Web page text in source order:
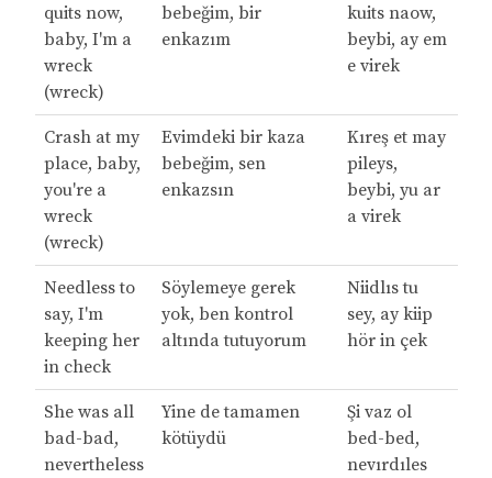
quits now,
baby, I'm a
wreck
(wreck)
bebeğim, bir
enkazım
kuits naow,
beybi, ay em
e virek
Crash at my
place, baby,
you're a
wreck
(wreck)
Evimdeki bir kaza
bebeğim, sen
enkazsın
Kıreş et may
pileys,
beybi, yu ar
a virek
Needless to
say, I'm
keeping her
in check
Söylemeye gerek
yok, ben kontrol
altında tutuyorum
Niidlıs tu
sey, ay kiip
hör in çek
She was all
bad-bad,
nevertheless
Yine de tamamen
kötüydü
Şi vaz ol
bed-bed,
nevırdıles